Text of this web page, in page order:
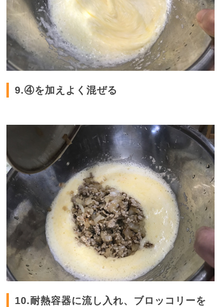
9.④を加えよく混ぜる
10.耐熱容器に流し入れ、ブロッコリーを